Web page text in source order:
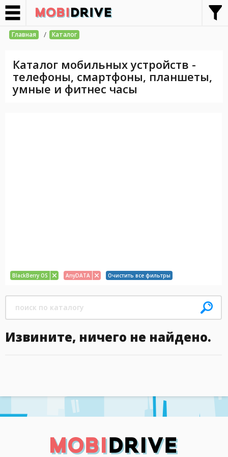
Главная / Каталог
Каталог мобильных устройств -
телефоны, смартфоны, планшеты,
умные и фитнес часы
BlackBerry OS AnyDATA Очистить все фильтры
Извините, ничего не найдено.